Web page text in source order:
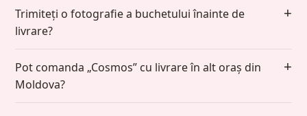
Trimiteți o fotografie a buchetului înainte de
livrare?
Pot comanda „Cosmos” cu livrare în alt oraș din
Moldova?